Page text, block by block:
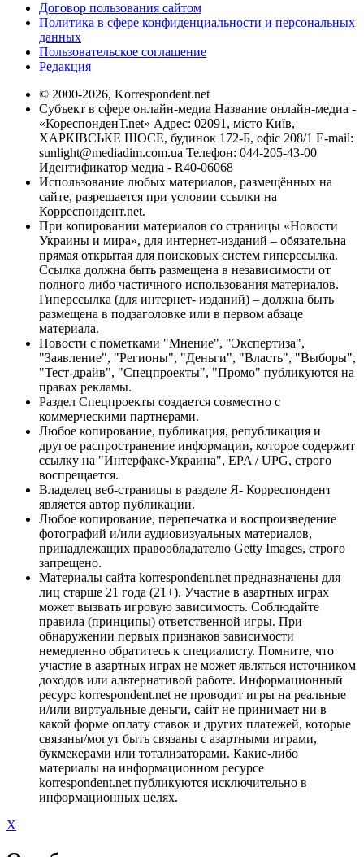
Договор пользования сайтом
Политика в сфере конфиденциальности и персональных
данных
Пользовательское соглашение
Редакция
© 2000-2026, Korrespondent.net
Субъект в сфере онлайн-медиа Название онлайн-медиа -
«КореспонденТ.net» Адрес: 02091, місто Київ,
ХАРКІВСЬКЕ ШОСЕ, будинок 172-Б, офіс 208/1 E-mail:
sunlight@mediadim.com.ua Телефон: 044-205-43-00
Идентификатор медиа - R40-06068
Использование любых материалов, размещённых на
сайте, разрешается при условии ссылки на
Корреспондент.net.
При копировании материалов со страницы «Новости
Украины и мира», для интернет-изданий – обязательна
прямая открытая для поисковых систем гиперссылка.
Ссылка должна быть размещена в независимости от
полного либо частичного использования материалов.
Гиперссылка (для интернет- изданий) – должна быть
размещена в подзаголовке или в первом абзаце
материала.
Новости с пометками "Мнение", "Экспертиза",
"Заявление", "Регионы", "Деньги", "Власть", "Выборы",
"Тест-драйв", "Спецпроекты", "Промо" публикуются на
правах рекламы.
Раздел Спецпроекты создается совместно с
коммерческими партнерами.
Любое копирование, публикация, републикация и
другое распространение информации, которое содержит
ссылку на "Интерфакс-Украина", EPA / UPG, строго
воспрещается.
Владелец веб-страницы в разделе Я- Корреспондент
является автор публикации.
Любое копирование, перепечатка и воспроизведение
фотографий и/или аудиовизуальных материалов,
принадлежащих правообладателю Getty Images, строго
запрещено.
Материалы сайта korrespondent.net предназначены для
лиц старше 21 года (21+). Участие в азартных играх
может вызвать игровую зависимость. Соблюдайте
правила (принципы) ответственной игры. При
обнаружении первых признаков зависимости
немедленно обратитесь к специалисту. Помните, что
участие в азартных играх не может являться источником
доходов или альтернативой работе. Информационный
ресурс korrespondent.net не проводит игры на реальные
и/или виртуальные деньги, сайт не принимает ни в
какой форме оплату ставок и других платежей, которые
связаны/могут быть связаны с азартными играми,
букмекерами или тотализаторами. Какие-либо
материалы на информационном ресурсе
korrespondent.net публикуются исключительно в
информационных целях.
X